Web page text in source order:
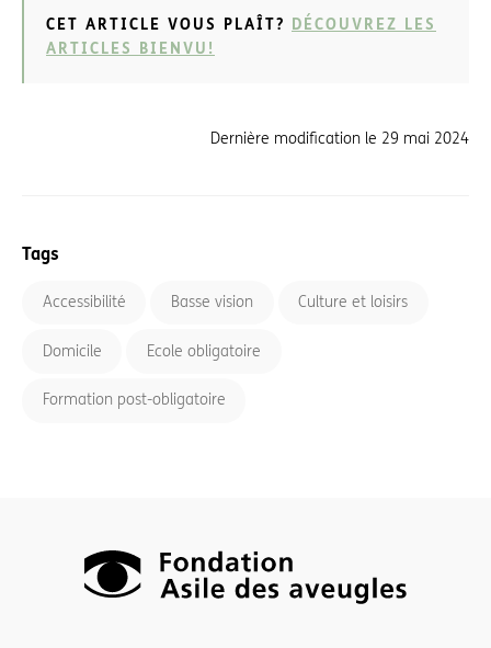
CET ARTICLE VOUS PLAÎT?
DÉCOUVREZ LES
ARTICLES BIENVU!
Dernière modification le 29 mai 2024
Tags
Accessibilité Basse vision Culture et loisirs
Domicile Ecole obligatoire
Formation post-obligatoire